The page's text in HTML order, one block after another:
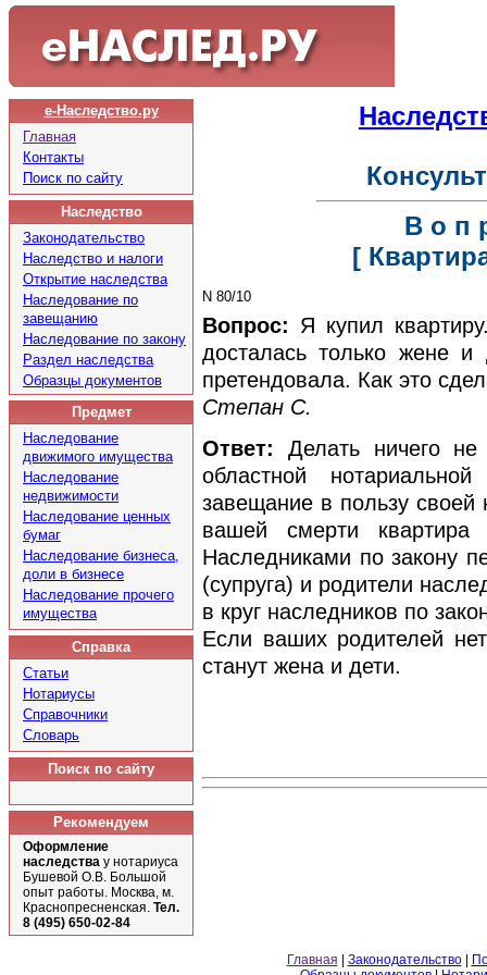
е-Наследство.ру
Главная
Контакты
Поиск по сайту
Наследство
Законодательство
Наследство и налоги
Открытие наследства
Наследование по
завещанию
Наследование по закону
Раздел наследства
Образцы документов
Предмет
Наследование
движимого имущества
Наследование
недвижимости
Наследование ценных
бумаг
Наследование бизнеса,
доли в бизнесе
Наследование прочего
имущества
Справка
Статьи
Нотариусы
Справочники
Словарь
Поиск по сайту
Рекомендуем
Оформление
наследства у нотариуса
Бушевой О.В. Большой
опыт работы. Москва, м.
Краснопресненская. Тел.
8 (495) 650-02-84
В о п
[
N 80/10
Вопрос: Я купил
досталась только жене
претендовала. Как это
Степан С.
Ответ: Делать ничего
областной
завещание в пользу своей
вашей смерти квартира
Наследниками по закону
(супруга) и родители
в круг наследников по
Если ваших родителей
станут жена и дети.
Главная Законодательство|